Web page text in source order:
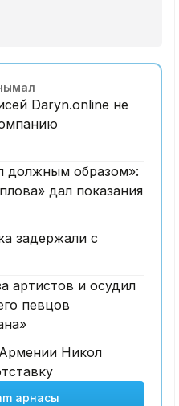
Daryn.online не
должным образом»:
дал показания
задержали с
артистов и осудил
певцов
Никол
арнасы